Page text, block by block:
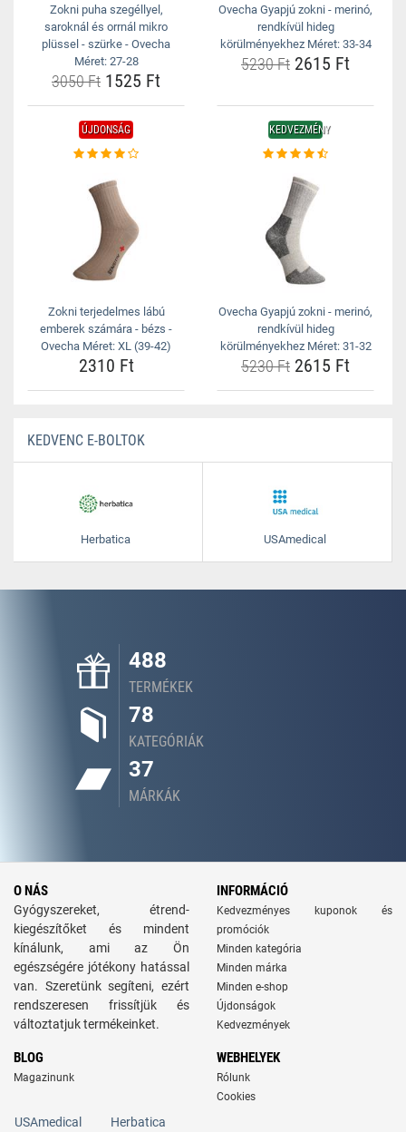
Zokni puha szegéllyel,
saroknál és orrnál mikro
plüssel - szürke - Ovecha
Méret: 27-28
3050 Ft 1525 Ft
Ovecha Gyapjú zokni - merinó,
rendkívül hideg
körülményekhez Méret: 33-34
5230 Ft 2615 Ft
ÚJDONSÁG
Zokni terjedelmes lábú
emberek számára - bézs -
Ovecha Méret: XL (39-42)
2310 Ft
KEDVEZMÉNY
Ovecha Gyapjú zokni - merinó,
rendkívül hideg
körülményekhez Méret: 31-32
5230 Ft 2615 Ft
KEDVENC E-BOLTOK
Herbatica USAmedical
488
TERMÉKEK
78
KATEGÓRIÁK
37
MÁRKÁK
O NÁS
Gyógyszereket, étrend-
kiegészítőket és mindent
kínálunk, ami az Ön
egészségére jótékony hatással
van. Szeretünk segíteni, ezért
rendszeresen frissítjük és
változtatjuk termékeinket.
INFORMÁCIÓ
Kedvezményes kuponok és
promóciók
Minden kategória
Minden márka
Minden e-shop
Újdonságok
Kedvezmények
BLOG
Magazinunk
WEBHELYEK
Rólunk
Cookies
USAmedical Herbatica